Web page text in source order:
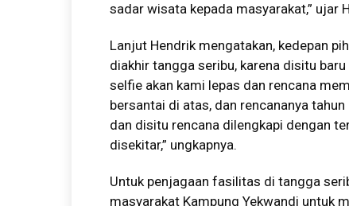
sadar wisata kepada masyarakat,” ujar
Lanjut Hendrik mengatakan, kedepan
diakhir tangga seribu, karena disitu
selfie akan kami lepas dan rencana
bersantai di atas, dan rencananya
dan disitu rencana dilengkapi dengan
disekitar,” ungkapnya.
Untuk penjagaan fasilitas di tangga
masyarakat Kampung Yekwandi untuk